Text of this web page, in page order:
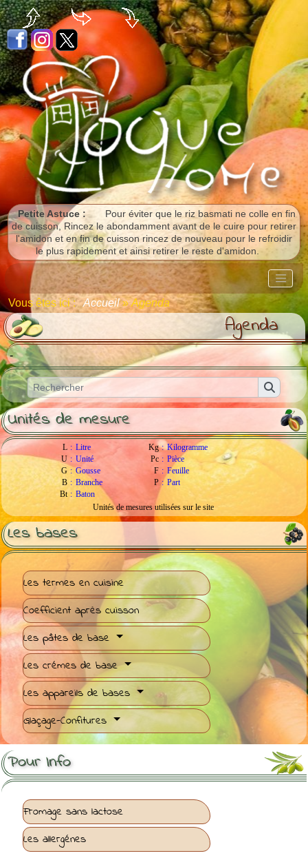
Petite Astuce :
Pour éviter que le riz basmati ne colle en fin
de cuisson, Rincez le abondamment avant de le cuire pour retirer
l'amidon et en fin de cuisson rincez de nouveau pour le refroidir
le plus rapidement et ainsi retirer le reste d'amidon.
Vous êtes ici :Accueil»Agenda
Unités de mesure
L : Litre Kg : Kilogramme
U : Unité Pc : Pièce
G : Gousse F : Feuille
B : Branche P : Part
Bt : Baton
Unités de mesures utilisées sur le site
Les bases
Les termes en cuisine
Coefficient après cuisson
Les pâtes de base
Les crémes de base
Les appareils de bases
Glaçage-Confitures
Pour Info
Fromage sans lactose
Les allergénes
Agenda
-
Panneau de gestion des cookies